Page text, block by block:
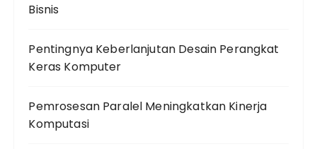
Bisnis
Pentingnya Keberlanjutan Desain Perangkat
Keras Komputer
Pemrosesan Paralel Meningkatkan Kinerja
Komputasi